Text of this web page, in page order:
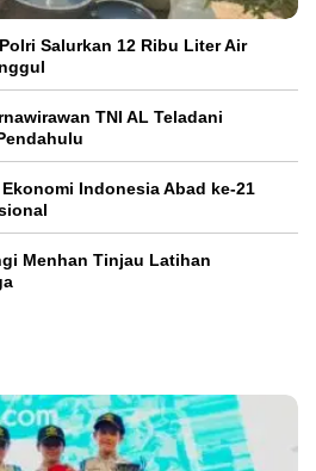
Salurkan 12 Ribu Liter Air
TNI AL Teladani
Indonesia Abad ke-21
Menhan Tinjau Latihan